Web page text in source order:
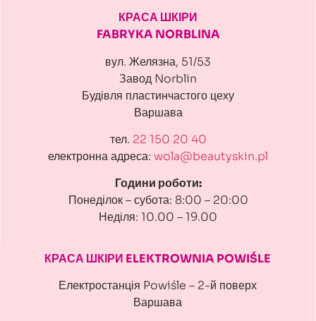
КРАСА ШКІРИ
FABRYKA NORBLINA
вул. Желязна, 51/53
Завод Norblin
Будівля пластинчастого цеху
Варшава
тел. 22 150 20 40
електронна адреса: wola@beautyskin.pl
Години роботи:
Понеділок – субота: 8:00 – 20:00
Неділя: 10.00 – 19.00
КРАСА ШКІРИ ELEKTROWNIA POWIŚLE
Електростанція Powiśle – 2-й поверх
Варшава